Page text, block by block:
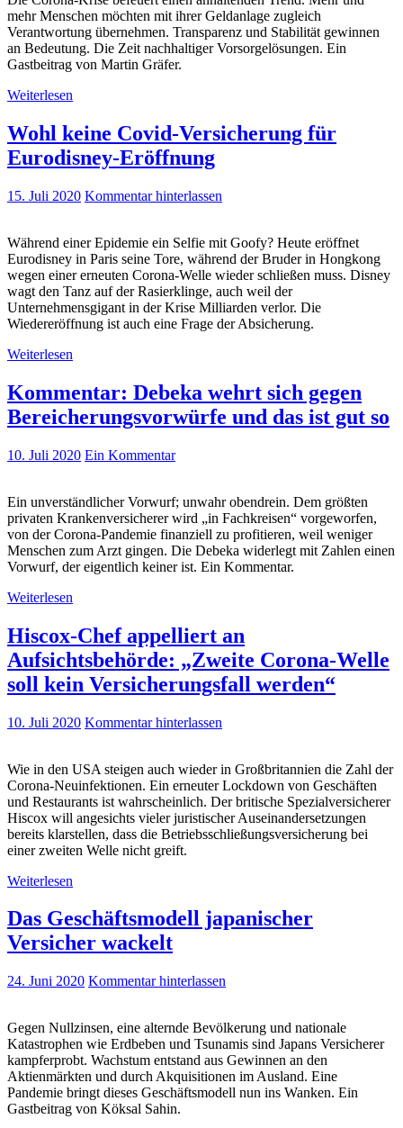
mehr Menschen möchten mit ihrer Geldanlage zugleich
Verantwortung übernehmen. Transparenz und Stabilität gewinnen
an Bedeutung. Die Zeit nachhaltiger Vorsorgelösungen. Ein
Gastbeitrag von Martin Gräfer.
Weiterlesen
Wohl keine Covid-Versicherung für
Eurodisney-Eröffnung
15. Juli 2020 Kommentar hinterlassen
Während einer Epidemie ein Selfie mit Goofy? Heute eröffnet
Eurodisney in Paris seine Tore, während der Bruder in Hongkong
wegen einer erneuten Corona-Welle wieder schließen muss. Disney
wagt den Tanz auf der Rasierklinge, auch weil der
Unternehmensgigant in der Krise Milliarden verlor. Die
Wiedereröffnung ist auch eine Frage der Absicherung.
Weiterlesen
Kommentar: Debeka wehrt sich gegen
Bereicherungsvorwürfe und das ist gut so
10. Juli 2020 Ein Kommentar
Ein unverständlicher Vorwurf; unwahr obendrein. Dem größten
privaten Krankenversicherer wird „in Fachkreisen“ vorgeworfen,
von der Corona-Pandemie finanziell zu profitieren, weil weniger
Menschen zum Arzt gingen. Die Debeka widerlegt mit Zahlen einen
Vorwurf, der eigentlich keiner ist. Ein Kommentar.
Weiterlesen
Hiscox-Chef appelliert an
Aufsichtsbehörde: „Zweite Corona-Welle
soll kein Versicherungsfall werden“
10. Juli 2020 Kommentar hinterlassen
Wie in den USA steigen auch wieder in Großbritannien die Zahl der
Corona-Neuinfektionen. Ein erneuter Lockdown von Geschäften
und Restaurants ist wahrscheinlich. Der britische Spezialversicherer
Hiscox will angesichts vieler juristischer Auseinandersetzungen
bereits klarstellen, dass die Betriebsschließungsversicherung bei
einer zweiten Welle nicht greift.
Weiterlesen
Das Geschäftsmodell japanischer
Versicher wackelt
24. Juni 2020 Kommentar hinterlassen
Gegen Nullzinsen, eine alternde Bevölkerung und nationale
Katastrophen wie Erdbeben und Tsunamis sind Japans Versicherer
kampferprobt. Wachstum entstand aus Gewinnen an den
Aktienmärkten und durch Akquisitionen im Ausland. Eine
Pandemie bringt dieses Geschäftsmodell nun ins Wanken. Ein
Gastbeitrag von Köksal Sahin.